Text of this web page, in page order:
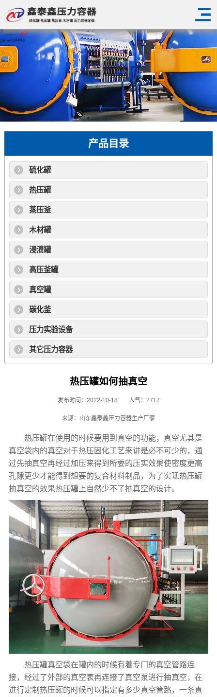
产品目录
硫化罐
热压罐
蒸压釜
木材罐
浸渍罐
高压釜罐
真空罐
碳化釜
压力实验设备
其它压力容器
热压罐如何抽真空
发布时间：2022-10-18 人气：2717
来源：山东鑫泰鑫压力容器生产厂家
热压罐在使用的时候要用到真空的功能，真空尤其是
真空袋内的真空对于热压固化工艺来讲是必不可少的，通
过先抽真空再经过加压来得到所要的压实效果使密度更高
孔隙更少才能得到想要的复合材料制品，为了实现热压罐
抽真空的效果热压罐上自然少不了抽真空的设计。
热压罐真空袋在罐内的时候有着专门的真空管路连
接，经过了外部的真空表再连接了真空泵进行抽真空，在
进行定制热压罐的时候可以指定有多少真空管路，一条真